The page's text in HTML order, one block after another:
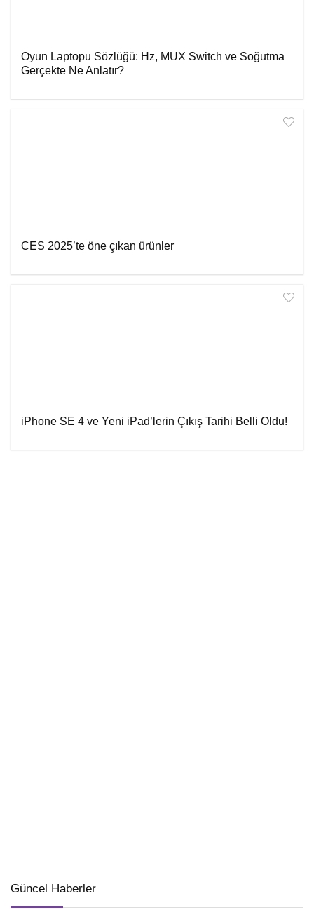
Oyun Laptopu Sözlüğü: Hz, MUX Switch ve Soğutma
Gerçekte Ne Anlatır?
CES 2025’te öne çıkan ürünler
iPhone SE 4 ve Yeni iPad’lerin Çıkış Tarihi Belli Oldu!
Güncel Haberler